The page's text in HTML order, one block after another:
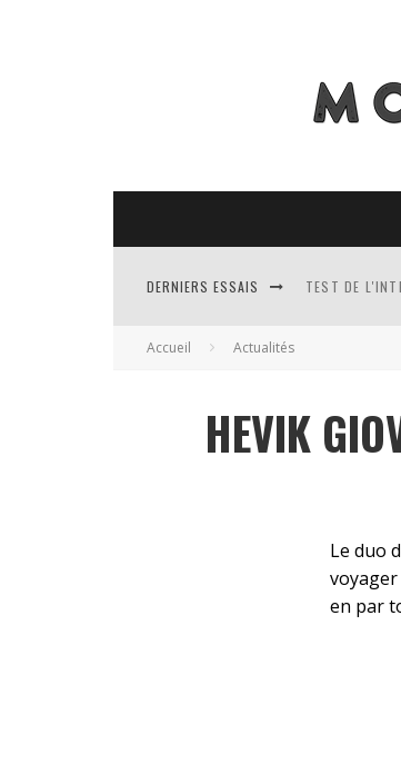
DERNIERS ESSAIS TEST DE
TEST
Accueil Actualités
HEVIK
Le duo
en par